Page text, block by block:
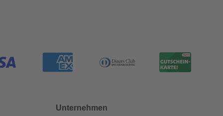
Unternehmen